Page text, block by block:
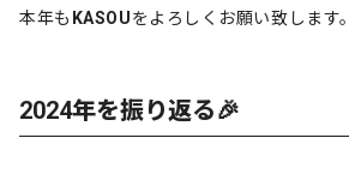
本年も KASOUをよろしくお願い致します。
2024年を振り返る🎉